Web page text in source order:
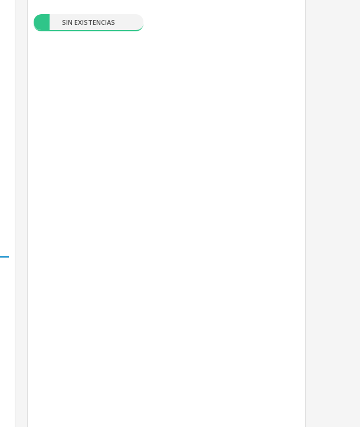
SIN EXISTENCIAS